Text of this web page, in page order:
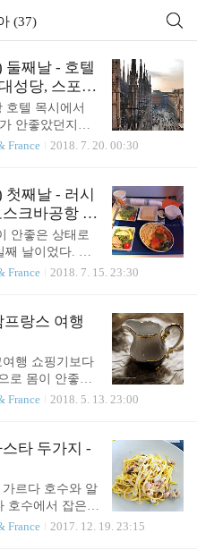
(37)
둘째날 - 호텔
성당, 스포르
르간 연주회
호텔 목시에서
안좋았던지라
때문에 새벽부터
데,입맛이 없어
가 요기는 해
공에서 준 빵을
잖아,라는 생각
2터미널 주변을
버스 티켓을
놓침...;;리무진
놓치다니나는
France 2018. 7. 20. 00:30
째날 - 러시
크바공항 라
안좋은 상태로
째 날이었다. 왜
비행기표를 닥
그렇게 마음대
문에 졸려서
졸려서 유럽이고
여행을 포기할
에 나갔다. 연휴
했기 때문에 공
나왔는데 다행
래스 카운..
France 2018. 7. 15. 23:30
랑스 여행
행 쇼핑기보다
로 몸이 안좋았
질문은 사절합
해뒀는데, 남들
라 왠지 부끄러
다. 하지만 내가
랑하기 위해서
다;;) 나 자신을
먹었다. 이렇
France 2018. 5. 13. 23:00
타 두가지 -
가르다 호수와 알
호수에서 잡은
신 민물생선 파
France 2017. 12. 19. 23:15